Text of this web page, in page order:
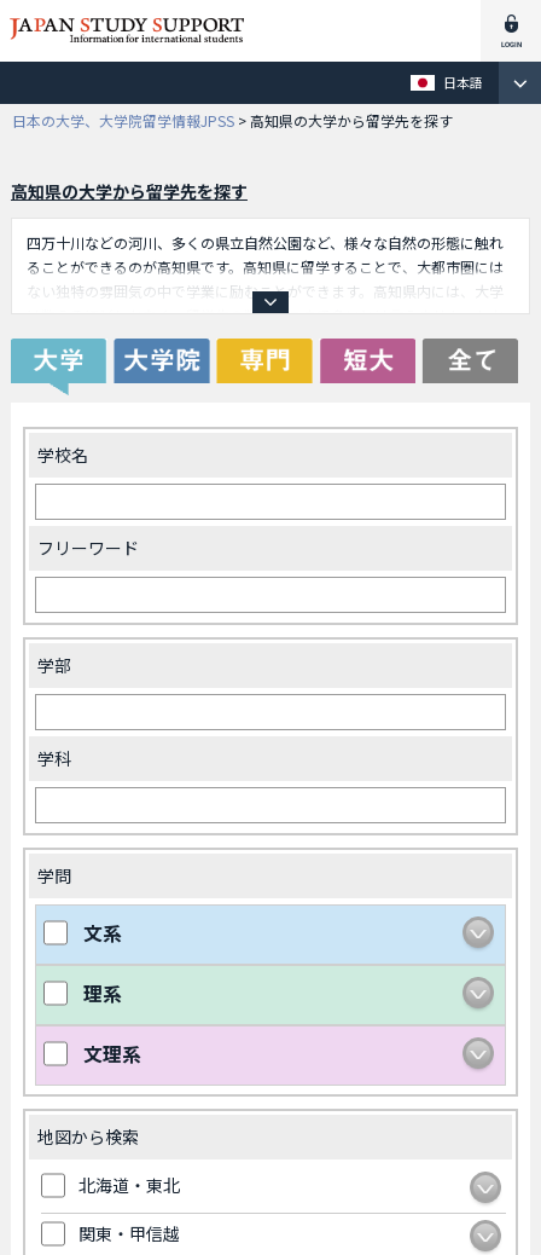
日本語
日本の大学、大学院留学情報JPSS >高知県の大学から留学先を探す
高知県の大学から留学先を探す
四万十川などの河川、多くの県立自然公園など、様々な自然の形態に触れ
ることができるのが高知県です。高知県に留学することで、大都市圏には
ない独特の雰囲気の中で学業に励むことができます。高知県内には、大学
は数えるほどしかなく、留学生の数はそこまで多いとは言えません。しか
し、それでも高知県内の大学に留学するメリットはあります。それは、留
学生が少ない分、大学内で重要視されるということです。これによって、
高知県に留学する学生としては、多くの日本人と仲良くなることができま
にとっては非常に嬉しく感じることでしょう。
学校名
フリーワード
学部
学科
学問
文系
理系
文理系
地図から検索
北海道・東北
関東・甲信越